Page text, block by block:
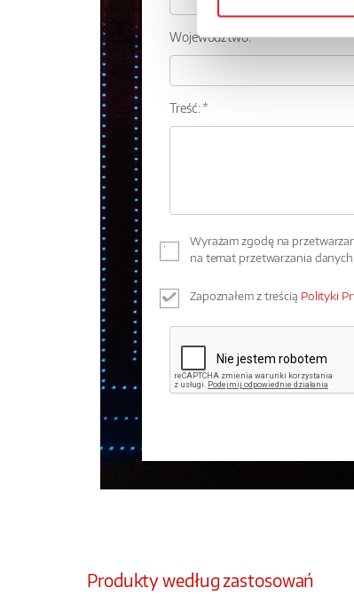
Województwo:
Treść: *
Wyrażam zgodę na
na temat przetwarzania
Zapoznałem z treścią Polityki
Produkty według zastosowań